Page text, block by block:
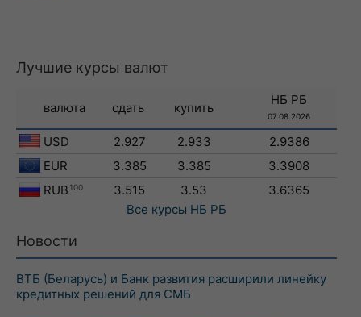
Лучшие курсы валют
валюта сдать купить
НБ РБ
07.08.2026
USD 2.927 2.933
2.9386
EUR
3.385 3.385
3.3908
RUB 100 3.515 3.53
3.6365
Все курсы НБ РБ
Новости
ВТБ (Беларусь) и Банк развития расширили линейку
кредитных решений для СМБ